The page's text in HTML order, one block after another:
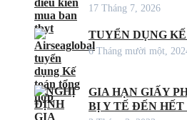
17 Tháng 7, 2026
TUYỂN DỤNG
6 Tháng mười một,
GIA HẠN GIẤY
BỊ Y TẾ ĐẾN HẾT